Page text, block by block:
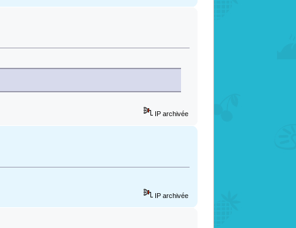
IP archivée
IP archivée